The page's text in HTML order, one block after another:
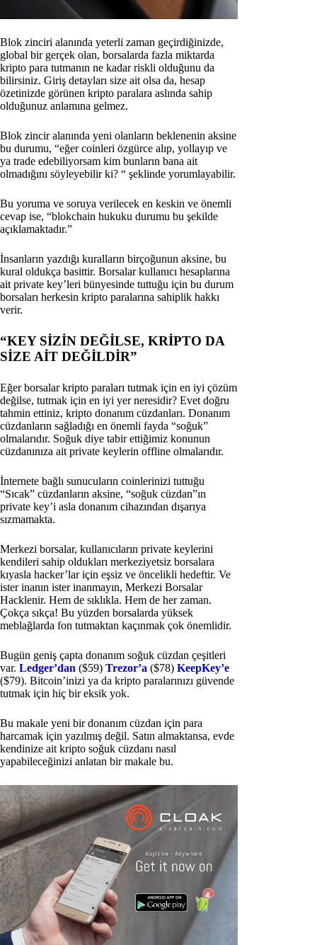
Blok zinciri alanında yeterli zaman geçirdiğinizde,
global bir gerçek olan, borsalarda fazla miktarda
kripto para tutmanın ne kadar riskli olduğunu da
bilirsiniz. Giriş detayları size ait olsa da, hesap
özetinizde görünen kripto paralara aslında sahip
olduğunuz anlamına gelmez.
Blok zincir alanında yeni olanların beklenenin aksine
bu durumu, “eğer coinleri özgürce alıp, yollayıp ve
ya trade edebiliyorsam kim bunların bana ait
olmadığını söyleyebilir ki? “ şeklinde yorumlayabilir.
Bu yoruma ve soruya verilecek en keskin ve önemli
cevap ise, “blokchain hukuku durumu bu şekilde
açıklamaktadır.”
İnsanların yazdığı kuralların birçoğunun aksine, bu
kural oldukça basittir. Borsalar kullanıcı hesaplarına
ait private key’leri bünyesinde tuttuğu için bu durum
borsaları herkesin kripto paralarına sahiplik hakkı
verir.
“KEY SİZİN DEĞİLSE, KRİPTO DA
SİZE AİT DEĞİLDİR”
Eğer borsalar kripto paraları tutmak için en iyi çözüm
değilse, tutmak için en iyi yer neresidir? Evet doğru
tahmin ettiniz, kripto donanım cüzdanları. Donanım
cüzdanların sağladığı en önemli fayda “soğuk”
olmalarıdır. Soğuk diye tabir ettiğimiz konunun
cüzdanınıza ait private keylerin offline olmalarıdır.
İnternete bağlı sunucuların coinlerinizi tuttuğu
“Sıcak” cüzdanların aksine, “soğuk cüzdan”ın
private key’i asla donanım cihazından dışarıya
sızmamakta.
Merkezi borsalar, kullanıcıların private keylerini
kendileri sahip oldukları merkeziyetsiz borsalara
kıyasla hacker’lar için eşsiz ve öncelikli hedeftir. Ve
ister inanın ister inanmayın, Merkezi Borsalar
Hacklenir. Hem de sıklıkla. Hem de her zaman.
Çokça sıkça! Bu yüzden borsalarda yüksek
meblağlarda fon tutmaktan kaçınmak çok önemlidir.
Bugün geniş çapta donanım soğuk cüzdan çeşitleri
var. Ledger’dan ($59) Trezor’a ($78) KeepKey’e
($79). Bitcoin’inizi ya da kripto paralarınızı güvende
tutmak için hiç bir eksik yok.
Bu makale yeni bir donanım cüzdan için para
harcamak için yazılmış değil. Satın almaktansa, evde
kendinize ait kripto soğuk cüzdanı nasıl
yapabileceğinizi anlatan bir makale bu.